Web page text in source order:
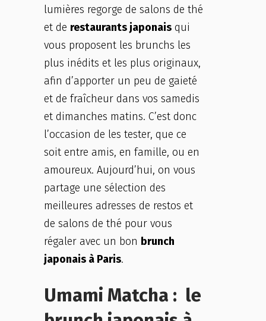
lumières regorge de salons de thé
et de restaurants japonais qui
vous proposent les brunchs les
plus inédits et les plus originaux,
afin d’apporter un peu de gaieté
et de fraîcheur dans vos samedis
et dimanches matins. C’est donc
l’occasion de les tester, que ce
soit entre amis, en famille, ou en
amoureux. Aujourd’hui, on vous
partage une sélection des
meilleures adresses de restos et
de salons de thé pour vous
régaler avec un bon brunch
japonais à Paris.
Umami Matcha : le